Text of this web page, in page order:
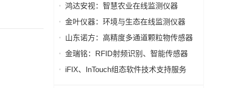
鸿达安视：智慧农业在线监测仪器
金叶仪器：环境与生态在线监测仪器
山东诺方：高精度多通道颗粒物传感器
金瑞铭：RFID射频识别、智能传感器
iFIX、InTouch组态软件技术支持服务